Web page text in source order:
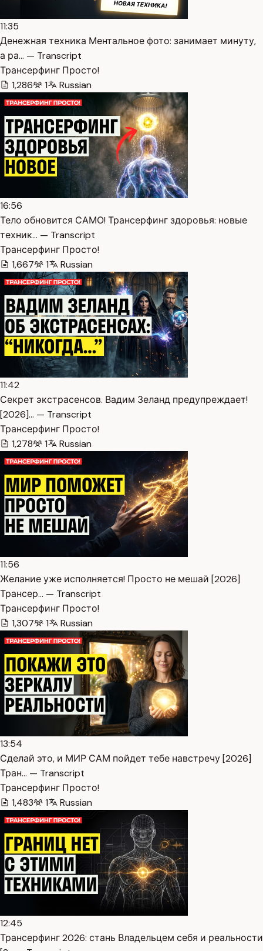
11:35
Денежная техника Ментальное фото: занимает минуту,
а ра… — Transcript
Трансерфинг Просто!
1,286
1 Russian
16:56
Тело обновится САМО! Трансерфинг здоровья: новые
техник… — Transcript
Трансерфинг Просто!
1,667
1 Russian
11:42
Секрет экстрасенсов. Вадим Зеланд предупреждает!
[2026]… — Transcript
Трансерфинг Просто!
1,278
1 Russian
11:56
Желание уже исполняется! Просто не мешай [2026]
Трансер… — Transcript
Трансерфинг Просто!
1,307
1 Russian
13:54
Сделай это, и МИР САМ пойдет тебе навстречу [2026]
Тран… — Transcript
Трансерфинг Просто!
1,483
1 Russian
12:45
Трансерфинг 2026: стань Владельцем себя и реальности